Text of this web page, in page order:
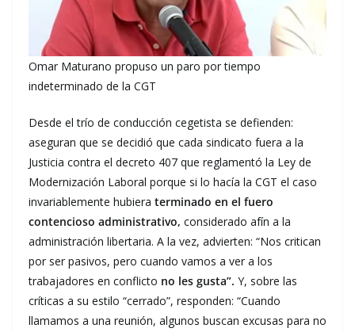
Omar Maturano propuso un paro por tiempo
indeterminado de la CGT
Desde el trío de conducción cegetista se defienden:
aseguran que se decidió que cada sindicato fuera a la
Justicia contra el decreto 407 que reglamentó la Ley de
Modernización Laboral porque si lo hacía la CGT el caso
invariablemente hubiera terminado en el fuero
contencioso administrativo, considerado afín a la
administración libertaria. A la vez, advierten: “Nos critican
por ser pasivos, pero cuando vamos a ver a los
trabajadores en conflicto no les gusta”. Y, sobre las
críticas a su estilo “cerrado”, responden: “Cuando
llamamos a una reunión, algunos buscan excusas para no